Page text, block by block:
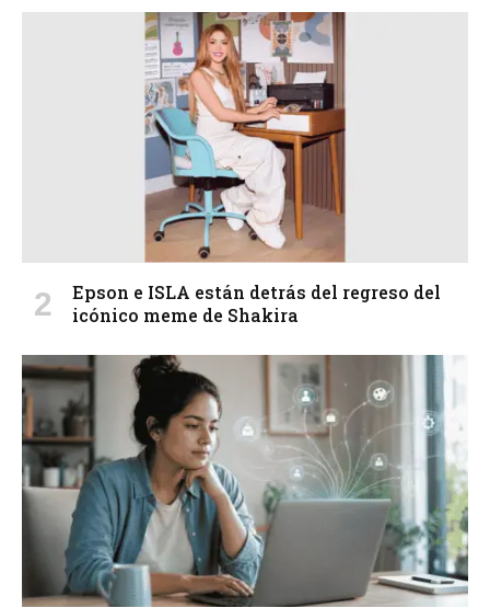
Epson e ISLA están detrás del regreso del
icónico meme de Shakira